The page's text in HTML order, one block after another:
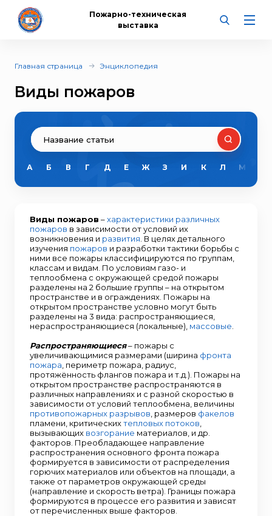
Пожарно-техническая
выставка
Главная страница Энциклопедия
Виды пожаров
А Б В Г Д Е Ж З И К Л М
Виды пожаров –характеристики различных
пожаров в зависимости от условий их
возникновения и развития . В целях детального
изучения пожаров и разработки тактики борьбы с
ними все пожары классифицируются по группам,
классам и видам. По условиям газо- и
теплообмена с окружающей средой пожары
разделены на 2 большие группы – на открытом
пространстве и в ограждениях. Пожары на
открытом пространстве условно могут быть
разделены на 3 вида: распространяющиеся,
нераспространяющиеся (локальные), массовые
Распространяющиеся– пожары с
увеличивающимися размерами (ширина фронта
пожара , периметр пожара, радиус,
протяжённость флангов пожара и т.д.). Пожары на
открытом пространстве распространяются в
различных направлениях и с разной скоростью в
зависимости от условий теплообмена, величины
противопожарных разрывов , размеров факелов
пламени, критическихтепловых потоков
вызывающих возгорание материалов, и др.
факторов. Преобладающее направление
распространения основного фронта пожара
формируется в зависимости от распределения
горючих материалов или объектов на площади, а
также от параметров окружающей среды
(направление и скорость ветра). Границы пожара
формируются в процессе его развития и зависят
от перечисленных выше факторов.